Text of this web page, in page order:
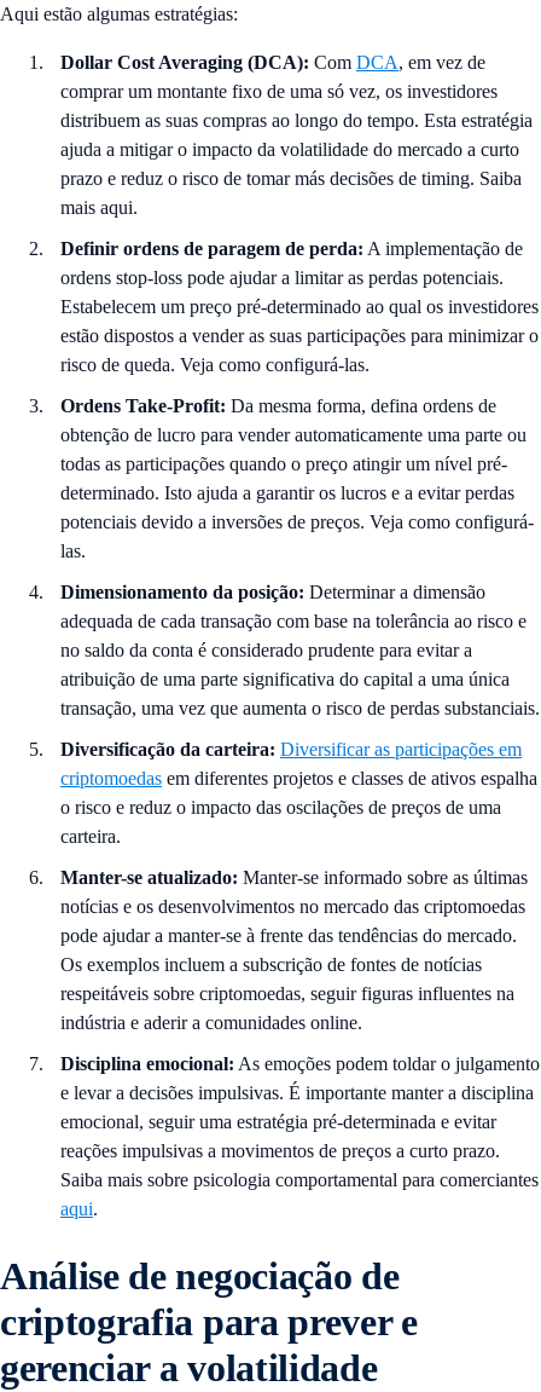
Aqui estão algumas estratégias:
Dollar Cost Averaging (DCA): Com DCA, em vez de
comprar um montante fixo de uma só vez, os investidores
distribuem as suas compras ao longo do tempo. Esta estratégia
ajuda a mitigar o impacto da volatilidade do mercado a curto
prazo e reduz o risco de tomar más decisões de timing. Saiba
mais aqui.
Definir ordens de paragem de perda: A implementação de
ordens stop-loss pode ajudar a limitar as perdas potenciais.
Estabelecem um preço pré-determinado ao qual os investidores
estão dispostos a vender as suas participações para minimizar o
risco de queda. Veja como configurá-las.
Ordens Take-Profit: Da mesma forma, defina ordens de
obtenção de lucro para vender automaticamente uma parte ou
todas as participações quando o preço atingir um nível pré-
determinado. Isto ajuda a garantir os lucros e a evitar perdas
potenciais devido a inversões de preços. Veja como configurá-
las.
Dimensionamento da posição: Determinar a dimensão
adequada de cada transação com base na tolerância ao risco e
no saldo da conta é considerado prudente para evitar a
atribuição de uma parte significativa do capital a uma única
transação, uma vez que aumenta o risco de perdas substanciais.
Diversificação da carteira: Diversificar as participações em
criptomoedas em diferentes projetos e classes de ativos espalha
o risco e reduz o impacto das oscilações de preços de uma
carteira.
Manter-se atualizado: Manter-se informado sobre as últimas
notícias e os desenvolvimentos no mercado das criptomoedas
pode ajudar a manter-se à frente das tendências do mercado.
Os exemplos incluem a subscrição de fontes de notícias
respeitáveis sobre criptomoedas, seguir figuras influentes na
indústria e aderir a comunidades online.
Disciplina emocional: As emoções podem toldar o julgamento
e levar a decisões impulsivas. É importante manter a disciplina
emocional, seguir uma estratégia pré-determinada e evitar
reações impulsivas a movimentos de preços a curto prazo.
Saiba mais sobre psicologia comportamental para comerciantes
aqui.
Análise de negociação de
criptografia para prever e
gerenciar a volatilidade